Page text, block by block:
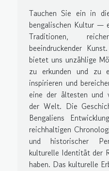
Tauchen Sie ein in
bengalischen Kultur —
Traditionen,
beeindruckender
bietet uns unzählige
zu erkunden und zu
inspirieren und
eine der ältesten und
der Welt. Die
Bengaliens
reichhaltigen
und historischer
kulturelle Identität der
haben. Das kulturelle